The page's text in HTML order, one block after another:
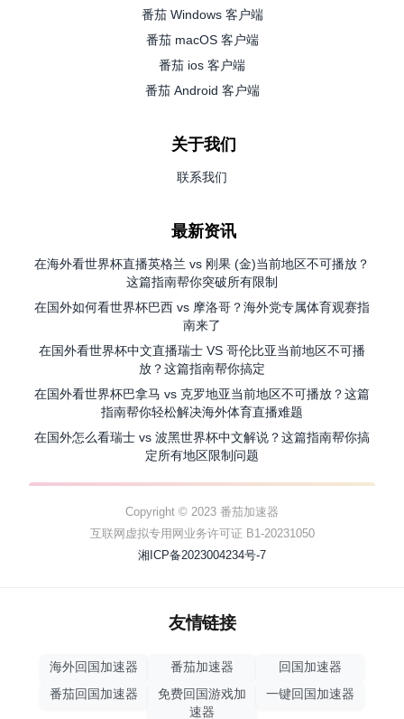
番茄 Windows 客户端
番茄 macOS 客户端
番茄 ios 客户端
番茄 Android 客户端
关于我们
联系我们
最新资讯
在海外看世界杯直播英格兰 vs 刚果 (金)当前地区不可播放？
这篇指南帮你突破所有限制
在国外如何看世界杯巴西 vs 摩洛哥？海外党专属体育观赛指
南来了
在国外看世界杯中文直播瑞士 VS 哥伦比亚当前地区不可播
放？这篇指南帮你搞定
在国外看世界杯巴拿马 vs 克罗地亚当前地区不可播放？这篇
指南帮你轻松解决海外体育直播难题
在国外怎么看瑞士 vs 波黑世界杯中文解说？这篇指南帮你搞
定所有地区限制问题
Copyright © 2023 番茄加速器
互联网虚拟专用网业务许可证 B1-20231050
湘ICP备2023004234号-7
友情链接
海外回国加速器 番茄加速器
回国加速器
番茄回国加速器
免费回国游戏加
速器
一键回国加速器